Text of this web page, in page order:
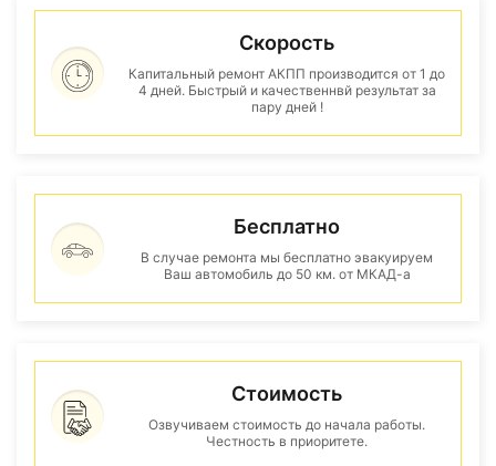
Скорость
Капитальный ремонт АКПП производится от 1 до
4 дней. Быстрый и качественнвй результат за
пару дней !
Бесплатно
В случае ремонта мы бесплатно эвакуируем
Ваш автомобиль до 50 км. от МКАД-а
Стоимость
Озвучиваем стоимость до начала работы.
Честность в приоритете.